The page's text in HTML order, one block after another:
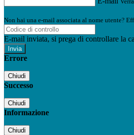
Non hai una e-mail associata al nome utente?
E-mail inviata, si prega di controllare la
Errore
Chiudi
Successo
Chiudi
Informazione
Chiudi